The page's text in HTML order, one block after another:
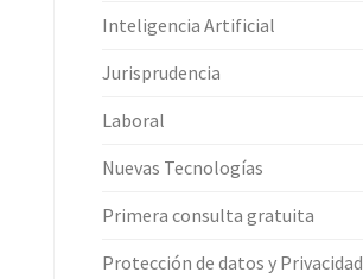
Inteligencia Artificial
Jurisprudencia
Laboral
Nuevas Tecnologías
Primera consulta gratuita
Protección de datos y Privacidad